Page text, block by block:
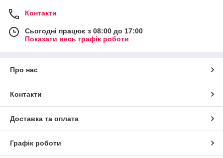
Контакти
Сьогодні працює з 08:00 до 17:00
Показати весь графік роботи
Про нас
Контакти
Доставка та оплата
Графік роботи